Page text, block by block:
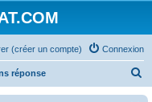
Connexion
(créer un compte)
réponse